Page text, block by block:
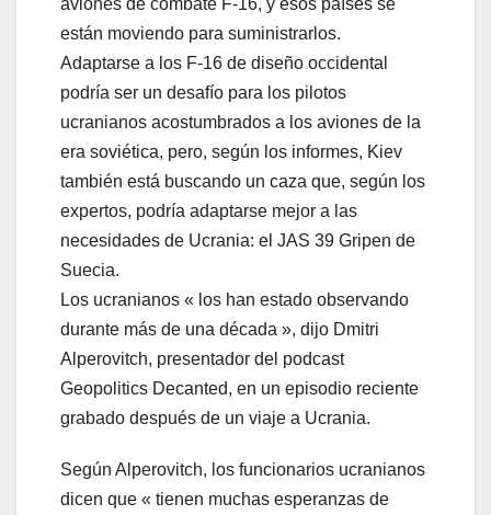
aviones de combate F-16, y esos países se
están moviendo para suministrarlos.
Adaptarse a los F-16 de diseño occidental
podría ser un desafío para los pilotos
ucranianos acostumbrados a los aviones de la
era soviética, pero, según los informes, Kiev
también está buscando un caza que, según los
expertos, podría adaptarse mejor a las
necesidades de Ucrania: el JAS 39 Gripen de
Suecia.
Los ucranianos « los han estado observando
durante más de una década », dijo Dmitri
Alperovitch, presentador del podcast
Geopolitics Decanted, en un episodio reciente
grabado después de un viaje a Ucrania.
Según Alperovitch, los funcionarios ucranianos
dicen que « tienen muchas esperanzas de